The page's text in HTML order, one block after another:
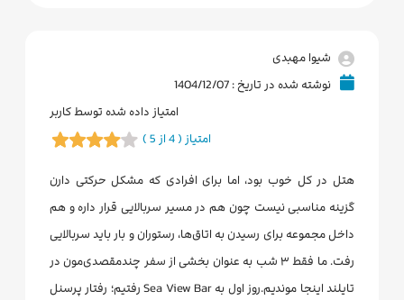
شیوا مهبدی
نوشته شده در تاریخ : 1404/12/07
امتیاز داده شده توسط کاربر
امتیاز ( 4 از 5 )
هتل در کل خوب بود، اما برای افرادی که مشکل حرکتی دارن
گزینه مناسبی نیست چون هم در مسیر سربالایی قرار داره و هم
داخل مجموعه برای رسیدن به اتاق‌ها، رستوران و بار باید سربالایی
رفت. ما فقط ۳ شب به عنوان بخشی از سفر چندمقصدی‌مون در
تایلند اینجا موندیم.روز اول به Sea View Bar رفتیم؛ رفتار پرسنل